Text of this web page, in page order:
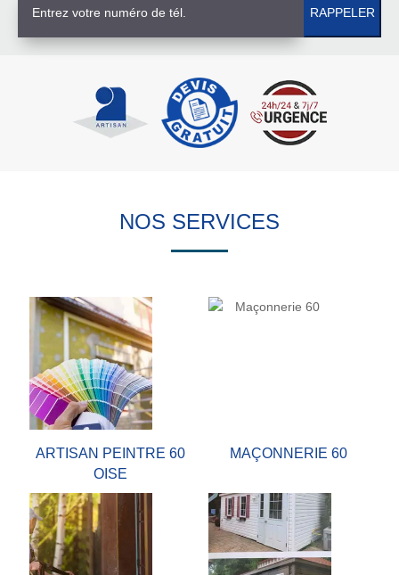
NOS SERVICES
ARTISAN PEINTRE 60
OISE
MAÇONNERIE 60